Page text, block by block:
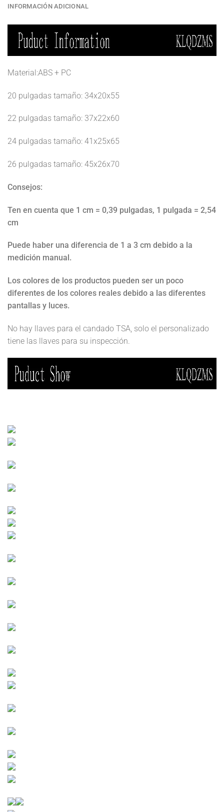
INFORMACIÓN ADICIONAL
Material:ABS + PC
20 pulgadas tamaño: 34x20x55
22 pulgadas tamaño: 37x22x60
24 pulgadas tamaño: 41x25x65
26 pulgadas tamaño: 45x26x70
Consejos:
Ten en cuenta que 1 cm = 0,39 pulgadas, 1 pulgada = 2,54
cm
Puede haber una diferencia de 1 a 3 cm debido a la
medición manual.
Los colores de los productos pueden ser un poco
diferentes de los colores reales debido a las diferentes
pantallas y luces.
No hay llaves para el candado TSA, solo el personalizado
tiene las llaves para su inspección.